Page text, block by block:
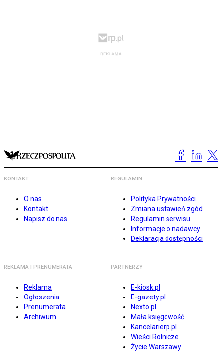
KONTAKT
O nas
Kontakt
Napisz do nas
REGULAMIN
Polityka Prywatności
Zmiana ustawień zgód
Regulamin serwisu
Informacje o nadawcy
Deklaracja dostępności
REKLAMA I PRENUMERATA
Reklama
Ogłoszenia
Prenumerata
Archiwum
PARTNERZY
E-kiosk.pl
E-gazety.pl
Nexto.pl
Mała księgowość
Kancelarierp.pl
Wieści Rolnicze
Życie Warszawy